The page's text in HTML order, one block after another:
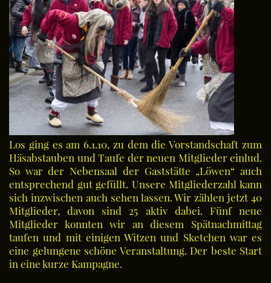
Los ging es am 6.1.10, zu dem die Vorstandschaft zum
Häsabstauben und Taufe der neuen Mitglieder einlud.
So war der Nebensaal der Gaststätte „Löwen“ auch
entsprechend gut gefüllt. Unsere Mitgliederzahl kann
sich inzwischen auch sehen lassen. Wir zählen jetzt 40
Mitglieder, davon sind 25 aktiv dabei. Fünf neue
Mitglieder konnten wir an diesem Spätnachmittag
taufen und mit einigen Witzen und Sketchen war es
eine gelungene schöne Veranstaltung. Der beste Start
in eine kurze Kampagne.